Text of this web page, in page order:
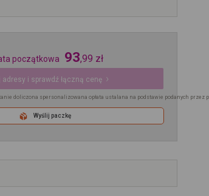
początkowa 93,99 zł
adresy i sprawdź łączną cenę
doliczona spersonalizowana opłata ustalana na podstawie podanych przez
Wyślij paczkę